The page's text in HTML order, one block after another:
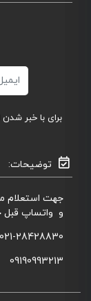
برای با خبر
توضیحات:
جهت استعلام
و واتساپ قبل
021-28428830
09190993213